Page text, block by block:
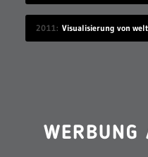
2011 Visualisierung von
WERBUNG